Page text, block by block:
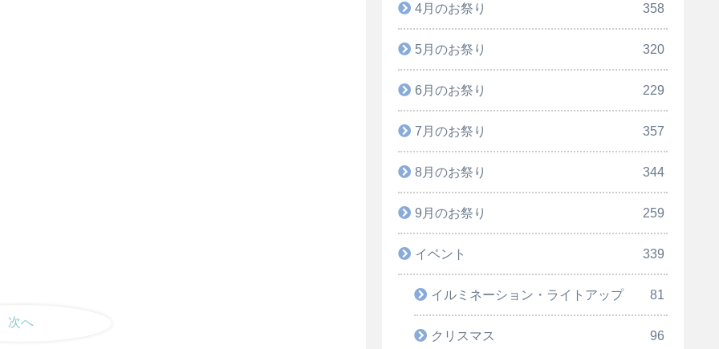
次へ
4月のお祭り 358
5月のお祭り 320
6月のお祭り 229
7月のお祭り 357
8月のお祭り 344
9月のお祭り 259
イベント 339
イルミネーション・ライトアップ 81
クリスマス 96